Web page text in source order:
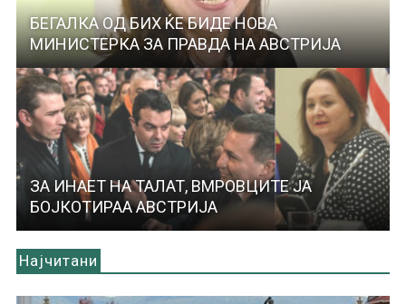
БЕГАЛКА ОД БИХ ЌЕ БИДЕ НОВА
МИНИСТЕРКА ЗА ПРАВДА НА АВСТРИЈА
ЗА ИНАЕТ НА ТАЛАТ, ВМРОВЦИТЕ ЈА
БОЈКОТИРАА АВСТРИЈА
Најчитани